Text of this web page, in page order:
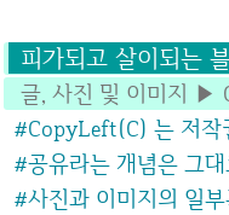
피가되고 살이되는
글, 사진 및 이미지
#CopyLeft(C) 는 저
#공유라는 개념은
#사진과 이미지의